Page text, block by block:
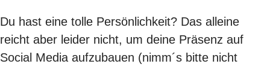
Du hast eine tolle Persönlichkeit? Das alleine
reicht aber leider nicht, um deine Präsenz auf
Social Media aufzubauen (nimm´s bitte nicht